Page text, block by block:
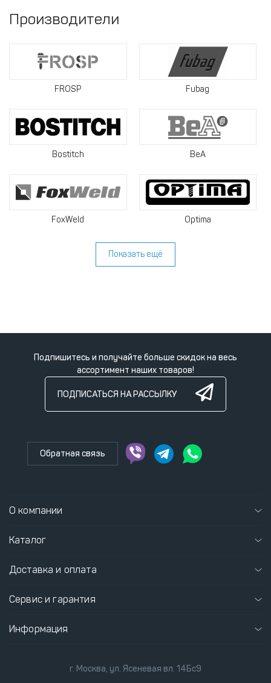
Производители
FROSP Fubag
Bostitch BeA
FoxWeld Optima
Показать ещё
Подпишитесь и получайте больше скидок на весь
ассортимент наших товаров!
ПОДПИСАТЬСЯ НА РАССЫЛКУ
Обратная связь
О компании
Каталог
Доставка и оплата
Сервис и гарантия
Информация
г. Москва, ул. Ясеневая вл. 14Бс9